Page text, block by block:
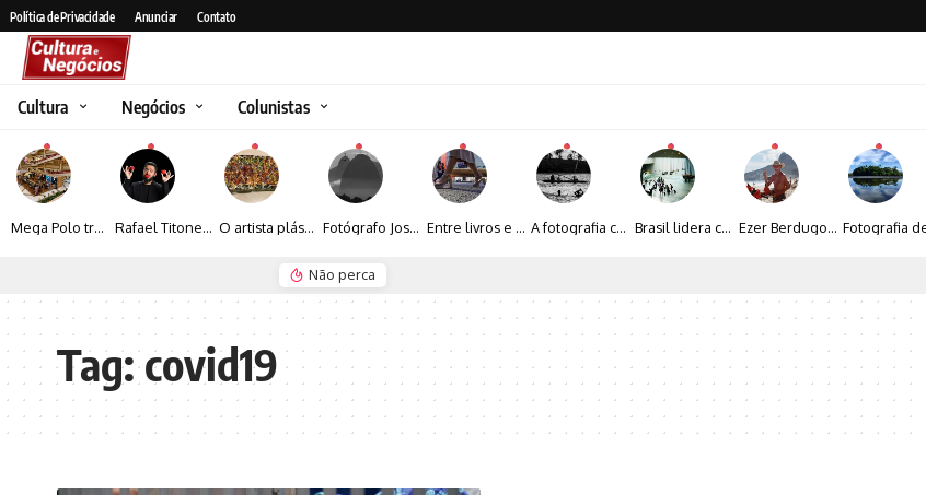
Política de Privacidade Anunciar Contato
Cultura Negócios Colunistas
Mega Polo transforma lançamento de coleção em plataforma nacional de negócios e projeta crescimento de mais de 15% Rafael Titonelly leva magia e acolhimento a crianças em tratamento oncológico em Juiz de Fora O artista plástico Jorge Luiz transforma sustentabilidade e criatividade em arte contemporânea Fotógrafo José Roberto apresenta um olhar sensível sobre arquitetura, formas e luz na fotografia Entre livros e fotografia autoral, Sebastião Reis consolida uma trajetória marcada pelo olhar artístico A fotografia contemporânea de Cynthia Feyh Jappur entre luz, movimento e arte Brasil lidera crescimento entre os 15 maiores mercados globais de viagens corporativas Ezer Berdugo transforma experiências multiculturais e memórias em narrativas visuais por meio da fotografia
Não perca
Tag:covid19